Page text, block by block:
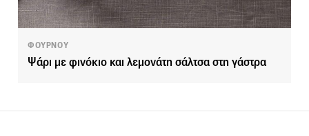
ΦΟΥΡΝΟΥ
Ψάρι με φινόκιο και λεμονάτη σάλτσα στη γάστρα